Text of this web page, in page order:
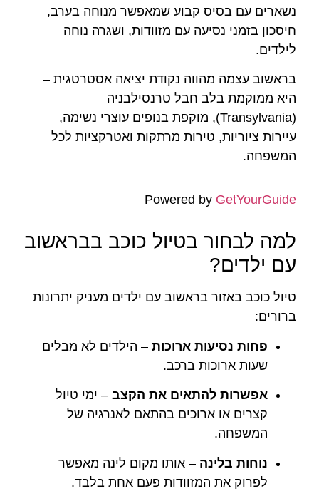
נשארים עם בסיס קבוע שמאפשר מנוחה בערב,
חיסכון בזמני נסיעה עם מזוודות, ושגרה נוחה
לילדים.
בראשוב עצמה מהווה נקודת יציאה אסטרטגית –
היא ממוקמת בלב חבל טרנסילבניה
(Transylvania), מוקפת בנופים עוצרי נשימה,
עיירות ציוריות, טירות מרתקות ואטרקציות לכל
המשפחה.
Powered by GetYourGuide
למה לבחור בטיול כוכב בבראשוב
עם ילדים?
טיול כוכב באזור בראשוב עם ילדים מעניק יתרונות
ברורים:
פחות נסיעות ארוכות – הילדים לא מבלים
שעות ארוכות ברכב.
אפשרות להתאים את הקצב – ימי טיול
קצרים או ארוכים בהתאם לאנרגיה של
המשפחה.
נוחות בלינה – אותו מקום לינה מאפשר
לפרוק את המזוודות פעם אחת בלבד.